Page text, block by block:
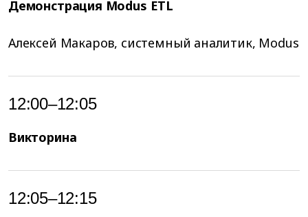
Демонстрация Modus ETL
Алексей Макаров, системный аналитик, Modus
12:00–12:05
Викторина
12:05–12:15